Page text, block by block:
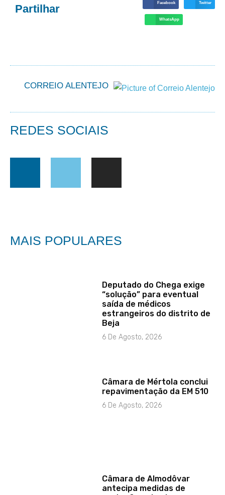
Partilhar Facebook Twitter
WhatsApp
CORREIO ALENTEJO
REDES SOCIAIS
MAIS POPULARES
Deputado do Chega exige
“solução” para eventual
saída de médicos
estrangeiros do distrito de
Beja
6 De Agosto, 2026
Câmara de Mértola conclui
repavimentação da EM 510
6 De Agosto, 2026
Câmara de Almodôvar
antecipa medidas de